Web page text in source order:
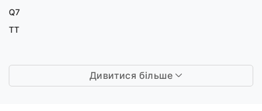
Q7
TT
Дивитися більше